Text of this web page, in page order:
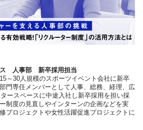
ス 人事部 新卒採用担当
～30人規模のスポーツイベント会社に新卒
門専任メンバーとして人事、総務、経理、広
ースペースに中途入社し新卒採用を担い採
制度の見直しやインターンの企画などを実
プロジェクトや女性活躍促進プロジェクトに